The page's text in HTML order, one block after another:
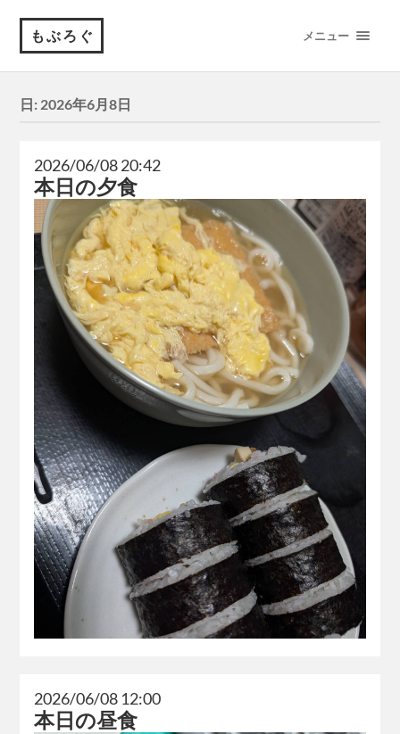
もぶろぐ メニュー
日: 2026年6月8日
2026/06/08 20:42
本日の夕食
2026/06/08 12:00
本日の昼食